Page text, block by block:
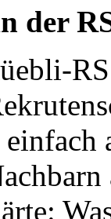
der